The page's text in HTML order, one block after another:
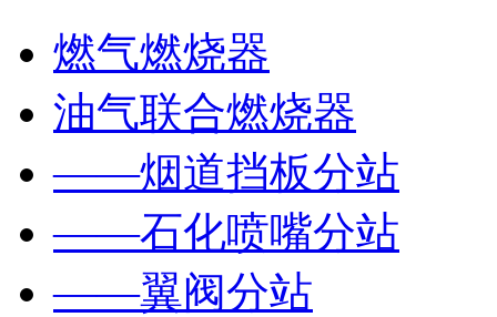
燃气燃烧器
油气联合燃烧器
——烟道挡板分站
——石化喷嘴分站
——翼阀分站